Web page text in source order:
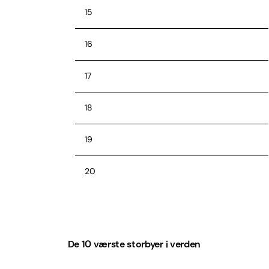
15
16
17
18
19
20
De 10 værste storbyer i verden